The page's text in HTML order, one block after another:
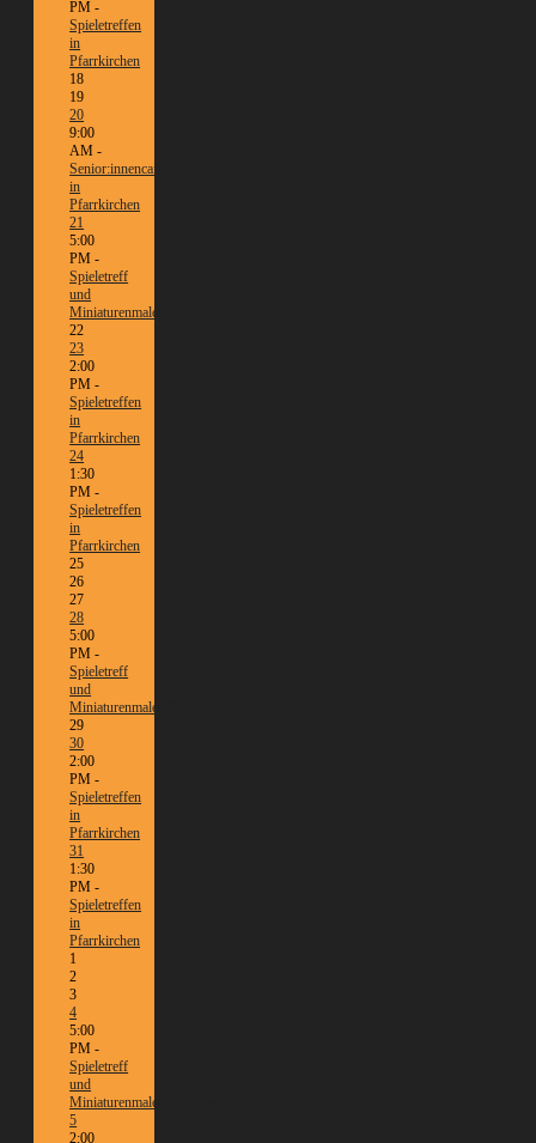
PM -
Spieletreffen
in
Pfarrkirchen
18
19
20
9:00
AM -
Senior:innencafé
in
Pfarrkirchen
21
5:00
PM -
Spieletreff
und
Miniaturenmalen/Tabletop
22
23
2:00
PM -
Spieletreffen
in
Pfarrkirchen
24
1:30
PM -
Spieletreffen
in
Pfarrkirchen
25
26
27
28
5:00
PM -
Spieletreff
und
Miniaturenmalen/Tabletop
29
30
2:00
PM -
Spieletreffen
in
Pfarrkirchen
31
1:30
PM -
Spieletreffen
in
Pfarrkirchen
1
2
3
4
5:00
PM -
Spieletreff
und
Miniaturenmalen/Tabletop
5
2:00